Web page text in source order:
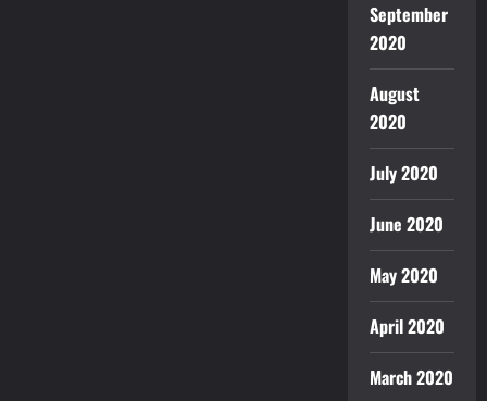
September
2020
August
2020
July 2020
June 2020
May 2020
April 2020
March 2020